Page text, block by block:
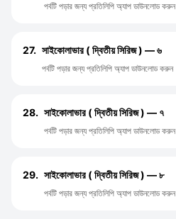
পর্বটি পড়ার জন্য প্রতিলিপি অ্যাপ ডাউনলোড করুন
27. সাইকোলাভার ( দ্বিতীয় সিরিজ ) — ৬
পর্বটি পড়ার জন্য প্রতিলিপি অ্যাপ ডাউনলোড করুন
28. সাইকোলাভার ( দ্বিতীয় সিরিজ ) — ৭
পর্বটি পড়ার জন্য প্রতিলিপি অ্যাপ ডাউনলোড করুন
29. সাইকোলাভার ( দ্বিতীয় সিরিজ ) — ৮
পর্বটি পড়ার জন্য প্রতিলিপি অ্যাপ ডাউনলোড করুন